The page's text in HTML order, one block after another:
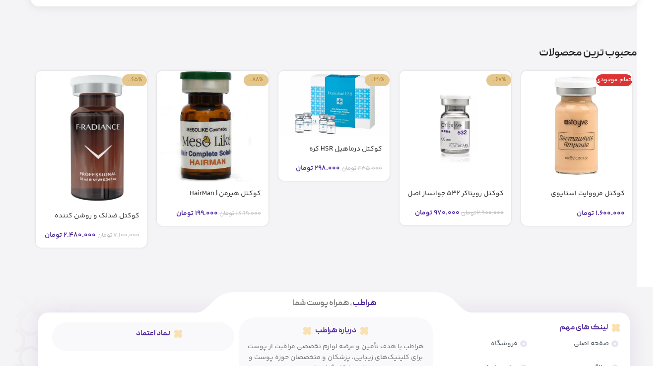
محبوب ترین محصولات
اتمام موجودی
کوکتل مزووایت استایوی
1.600.000تومان
-67%
کوکتل رویتاکر 532 جوانساز اصل
2.900.000تومان970.000تومان
-31%
کوکتل درماهیل HSR کره
435.000تومان 298.000تومان
-88%
کوکتل هیرمن | HairMan
1.699.000تومان 199.000تومان
-65%
کوکتل ضدلک و روشن کننده
میل)
7.100.000تومان 2.480.000تومان
هراطب، همراه پوست شما
لینک های مهم
صفحه اصلی
فروشگاه
درباره هراطب
هراطب با هدف تأمین و عرضه لوازم تخصصی مراقبت از پوست
برای کلینیک‌های زیبایی، پزشکان و متخصصان حوزه پوست و
نماد اعتماد